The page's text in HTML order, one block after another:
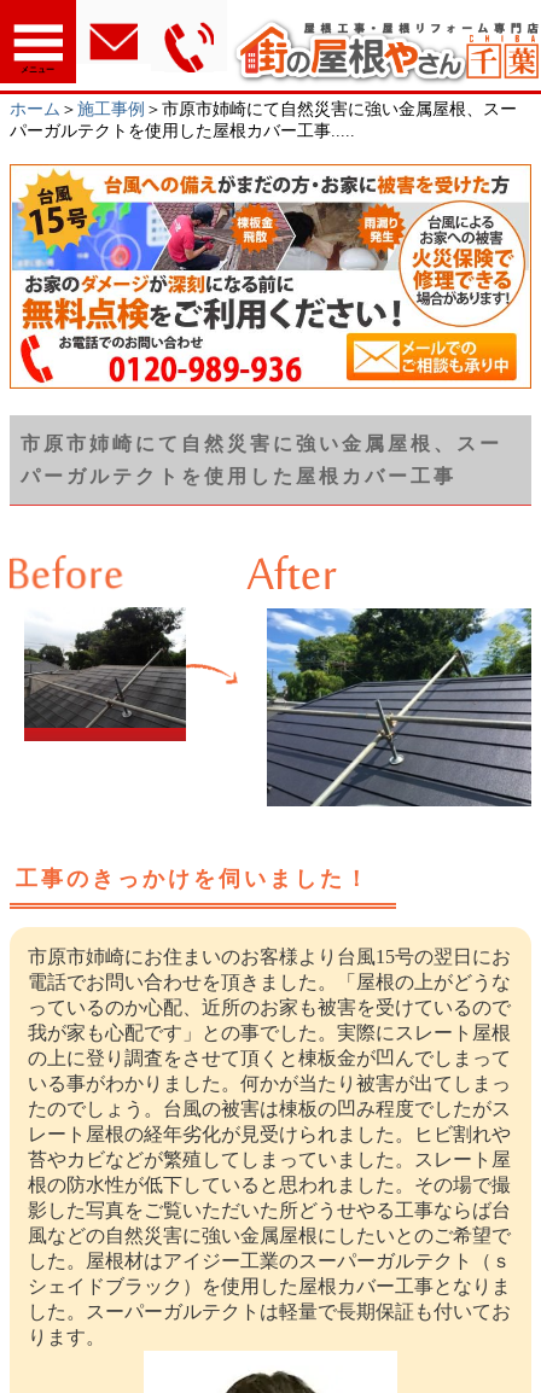
メニュー
ホーム ＞ 施工事例 ＞市原市姉崎にて自然災害に強い金属屋根、スー
パーガルテクトを使用した屋根カバー工事.....
市原市姉崎にて自然災害に強い金属屋根、スー
パーガルテクトを使用した屋根カバー工事
工事のきっかけを伺いました！
市原市姉崎にお住まいのお客様より台風15号の翌日にお
電話でお問い合わせを頂きました。「屋根の上がどうな
っているのか心配、近所のお家も被害を受けているので
我が家も心配です」との事でした。実際にスレート屋根
の上に登り調査をさせて頂くと棟板金が凹んでしまって
いる事がわかりました。何かが当たり被害が出てしまっ
たのでしょう。台風の被害は棟板の凹み程度でしたがス
レート屋根の経年劣化が見受けられました。ヒビ割れや
苔やカビなどが繁殖してしまっていました。スレート屋
根の防水性が低下していると思われました。その場で撮
影した写真をご覧いただいた所どうせやる工事ならば台
風などの自然災害に強い金属屋根にしたいとのご希望で
した。屋根材はアイジー工業のスーパーガルテクト（ｓ
シェイドブラック）を使用した屋根カバー工事となりま
した。スーパーガルテクトは軽量で長期保証も付いてお
ります。